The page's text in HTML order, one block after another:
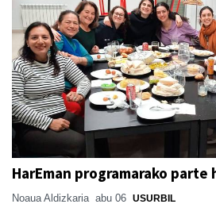
HarEman programarako parte
Noaua Aldizkaria abu 06 USURBIL